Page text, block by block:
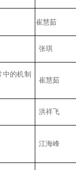
崔慧茹
张琪
的机制
崔慧茹
洪祥飞
江海峰